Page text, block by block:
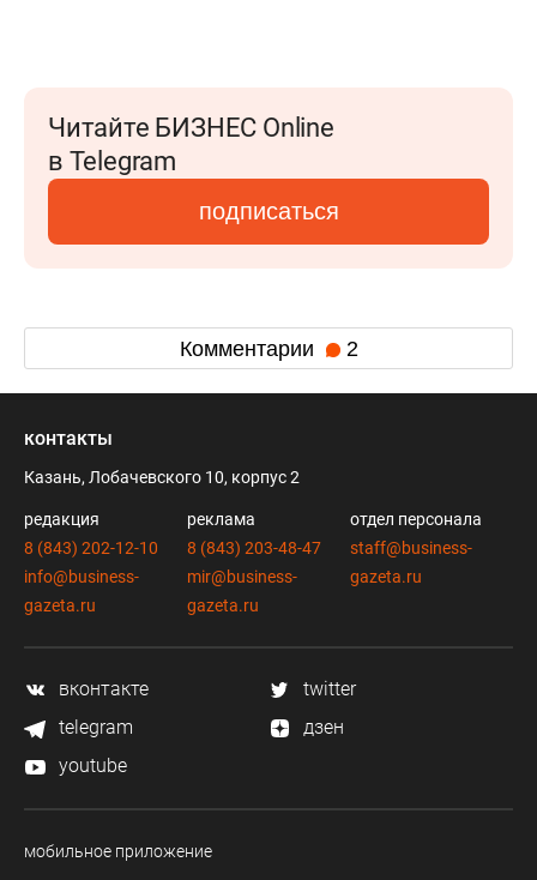
Читайте БИЗНЕС Online
в Telegram
подписаться
Комментарии 2
контакты
Казань, Лобачевского 10, корпус 2
редакция
8 (843) 202-12-10
info@business-
gazeta.ru
реклама
8 (843) 203-48-47
mir@business-
gazeta.ru
отдел персонала
staff@business-
gazeta.ru
вконтакте
twitter
telegram
дзен
youtube
мобильное приложение